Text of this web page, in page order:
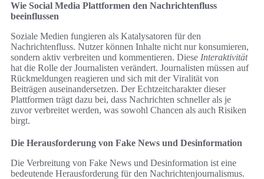
Wie Social Media Plattformen den Nachrichtenfluss
beeinflussen
Soziale Medien fungieren als Katalysatoren für den
Nachrichtenfluss. Nutzer können Inhalte nicht nur konsumieren,
sondern aktiv verbreiten und kommentieren. Diese Interaktivität
hat die Rolle der Journalisten verändert. Journalisten müssen auf
Rückmeldungen reagieren und sich mit der Viralität von
Beiträgen auseinandersetzen. Der Echtzeitcharakter dieser
Plattformen trägt dazu bei, dass Nachrichten schneller als je
zuvor verbreitet werden, was sowohl Chancen als auch Risiken
birgt.
Die Herausforderung von Fake News und Desinformation
Die Verbreitung von Fake News und Desinformation ist eine
bedeutende Herausforderung für den Nachrichtenjournalismus.